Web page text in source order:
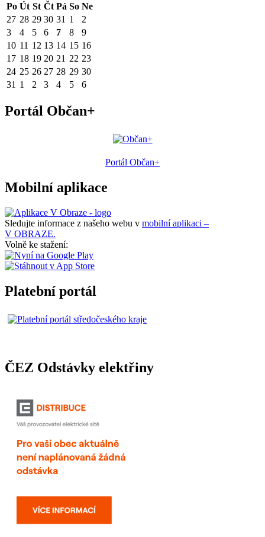
Po Út St Čt Pá So Ne
27 28 29 30 31 1
2
3
4 5 6 7 8
9
10 11 12 13 14 15 16
17 18 19 20 21 22 23
24 25 26 27 28 29 30
31 1 2 3 4 5 6
Portál Občan+
Portál Občan+
Mobilní aplikace
Sledujte informace z našeho webu v mobilní aplikaci –
V OBRAZE.
Volně ke stažení:
Platební portál
ČEZ Odstávky elektřiny